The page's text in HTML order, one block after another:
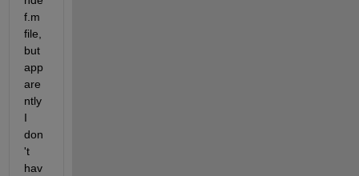
f.m
file,
but
app
are
ntly
I
don
't
hav